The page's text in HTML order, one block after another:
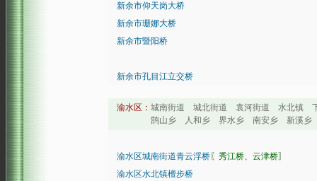
新余市仰天岗大桥
新余市珊娜大桥
新余市暨阳桥
新余市孔目江立交桥
渝水区： 城南街道 城北街道 袁河街道 水北镇
鹄山乡 人和乡 界水乡 南安乡 新溪乡
渝水区城南街道青云浮桥 〖秀江桥、云津桥〗
渝水区水北镇檀步桥